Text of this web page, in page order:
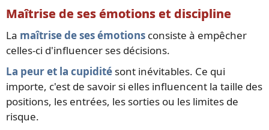
Maîtrise de ses émotions et discipline
La maîtrise de ses émotions consiste à empêcher
celles-ci d'influencer ses décisions.
La peur et la cupidité sont inévitables. Ce qui
importe, c'est de savoir si elles influencent la taille des
positions, les entrées, les sorties ou les limites de
risque.